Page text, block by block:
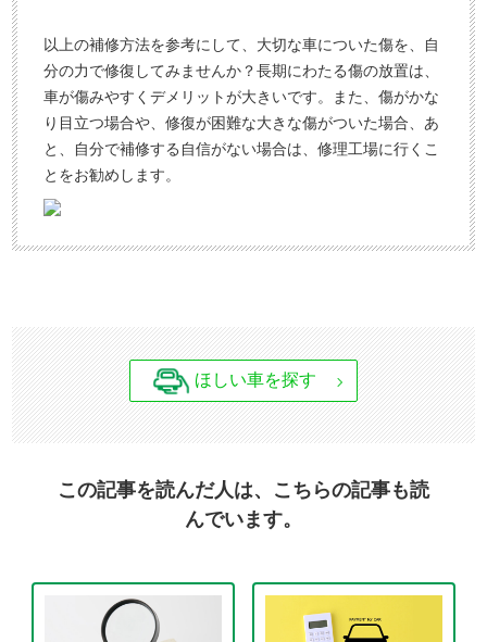
以上の補修方法を参考にして、大切な車についた傷を、自
分の力で修復してみませんか？長期にわたる傷の放置は、
車が傷みやすくデメリットが大きいです。また、傷がかな
り目立つ場合や、修復が困難な大きな傷がついた場合、あ
と、自分で補修する自信がない場合は、修理工場に行くこ
とをお勧めします。
ほしい車を探す
この記事を読んだ人は、こちらの記事も読
んでいます。